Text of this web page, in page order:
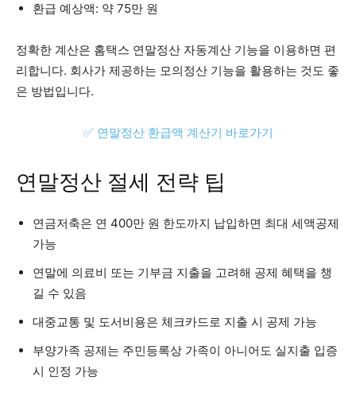
환급 예상액: 약 75만 원
정확한 계산은 홈택스 연말정산 자동계산 기능을 이용하면 편
리합니다. 회사가 제공하는 모의정산 기능을 활용하는 것도 좋
은 방법입니다.
✅ 연말정산 환급액 계산기 바로가기
연말정산 절세 전략 팁
연금저축은 연 400만 원 한도까지 납입하면 최대 세액공제
가능
연말에 의료비 또는 기부금 지출을 고려해 공제 혜택을 챙
길 수 있음
대중교통 및 도서비용은 체크카드로 지출 시 공제 가능
부양가족 공제는 주민등록상 가족이 아니어도 실지출 입증
시 인정 가능